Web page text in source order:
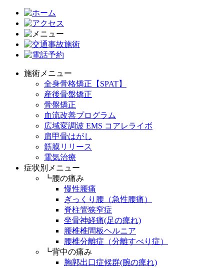
施術メニュー
全身骨格矯正【SPAT】
産後骨盤矯正
骨盤矯正
血流改善プログラム
広域変調波 EMS コアレライボ
肩甲骨はがし
筋膜リリース
電気治療
症状別メニュー
┗腰の痛み
慢性腰痛
ぎっくり腰（急性腰痛）
脊柱管狭窄症
坐骨神経痛(足の痺れ)
腰椎椎間板ヘルニア
腰椎分離症（分離すべり症）
┗背中の痛み
胸郭出口症候群(腕の痺れ)